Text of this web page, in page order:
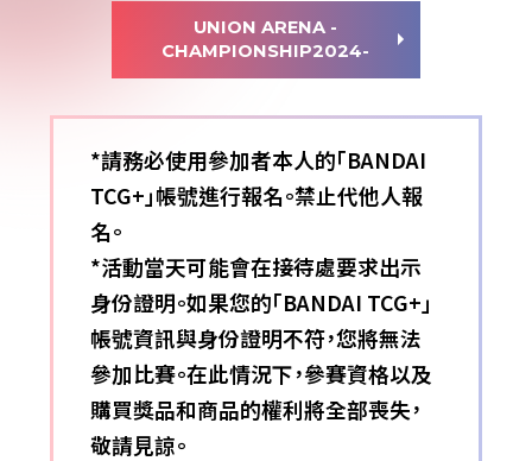
UNION ARENA -
CHAMPIONSHIP2024-
*請務必使用參加者本人的「BANDAI
TCG+」帳號進行報名。禁止代他人報
名。
*活動當天可能會在接待處要求出示
身份證明。如果您的「BANDAI TCG+」
帳號資訊與身份證明不符，您將無法
參加比賽。在此情況下，參賽資格以及
購買獎品和商品的權利將全部喪失，
敬請見諒。